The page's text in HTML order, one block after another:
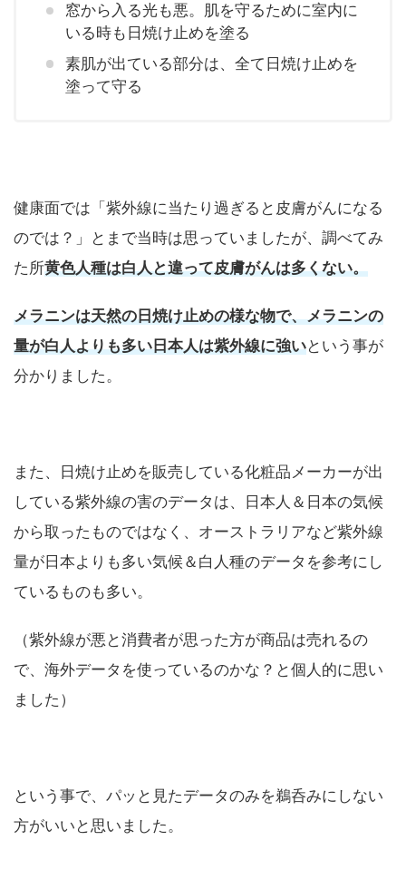
窓から入る光も悪。肌を守るために室内に
いる時も日焼け止めを塗る
素肌が出ている部分は、全て日焼け止めを
塗って守る
健康面では「紫外線に当たり過ぎると皮膚がんになる
のでは？」とまで当時は思っていましたが、調べてみ
た所黄色人種は白人と違って皮膚がんは多くない。
メラニンは天然の日焼け止めの様な物で、メラニンの
量が白人よりも多い日本人は紫外線に強いという事が
分かりました。
また、日焼け止めを販売している化粧品メーカーが出
している紫外線の害のデータは、日本人＆日本の気候
から取ったものではなく、オーストラリアなど紫外線
量が日本よりも多い気候＆白人種のデータを参考にし
ているものも多い。
（紫外線が悪と消費者が思った方が商品は売れるの
で、海外データを使っているのかな？と個人的に思い
ました）
という事で、パッと見たデータのみを鵜呑みにしない
方がいいと思いました。